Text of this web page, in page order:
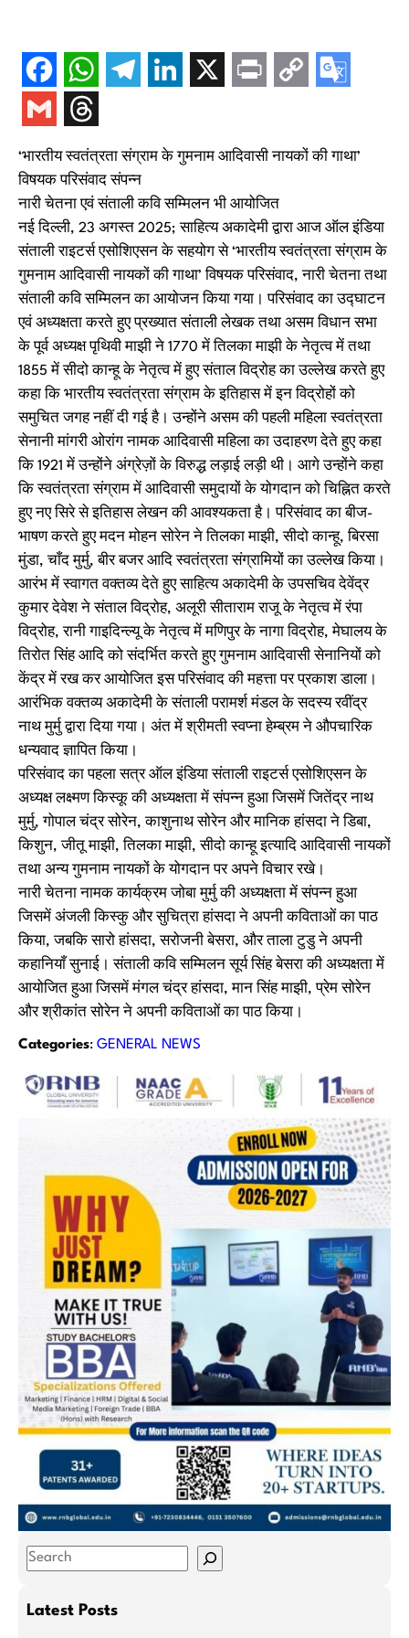
‘भारतीय स्वतंत्रता संग्राम के गुमनाम आदिवासी नायकों की गाथा’
विषयक परिसंवाद संपन्न
नारी चेतना एवं संताली कवि सम्मिलन भी आयोजित
नई दिल्ली, 23 अगस्त 2025; साहित्य अकादेमी द्वारा आज ऑल इंडिया
संताली राइटर्स एसोशिएसन के सहयोग से ‘भारतीय स्वतंत्रता संग्राम के
गुमनाम आदिवासी नायकों की गाथा’ विषयक परिसंवाद, नारी चेतना तथा
संताली कवि सम्मिलन का आयोजन किया गया। परिसंवाद का उद्घाटन
एवं अध्यक्षता करते हुए प्रख्यात संताली लेखक तथा असम विधान सभा
के पूर्व अध्यक्ष पृथिवी माझी ने 1770 में तिलका माझी के नेतृत्व में तथा
1855 में सीदो कान्हू के नेतृत्व में हुए संताल विद्रोह का उल्लेख करते हुए
कहा कि भारतीय स्वतंत्रता संग्राम के इतिहास में इन विद्रोहों को
समुचित जगह नहीं दी गई है। उन्होंने असम की पहली महिला स्वतंत्रता
सेनानी मांगरी ओरांग नामक आदिवासी महिला का उदाहरण देते हुए कहा
कि 1921 में उन्होंने अंग्रेज़ों के विरुद्ध लड़ाई लड़ी थी। आगे उन्होंने कहा
कि स्वतंत्रता संग्राम में आदिवासी समुदायों के योगदान को चिह्नित करते
हुए नए सिरे से इतिहास लेखन की आवश्यकता है। परिसंवाद का बीज-
भाषण करते हुए मदन मोहन सोरेन ने तिलका माझी, सीदो कान्हू, बिरसा
मुंडा, चाँद मुर्मु, बीर बजर आदि स्वतंत्रता संग्रामियों का उल्लेख किया।
आरंभ में स्वागत वक्तव्य देते हुए साहित्य अकादेमी के उपसचिव देवेंद्र
कुमार देवेश ने संताल विद्रोह, अलूरी सीताराम राजू के नेतृत्व में रंपा
विद्रोह, रानी गाइदिन्ल्यू के नेतृत्व में मणिपुर के नागा विद्रोह, मेघालय के
तिरोत सिंह आदि को संदर्भित करते हुए गुमनाम आदिवासी सेनानियों को
केंद्र में रख कर आयोजित इस परिसंवाद की महत्ता पर प्रकाश डाला।
आरंभिक वक्तव्य अकादेमी के संताली परामर्श मंडल के सदस्य रवींद्र
नाथ मुर्मु द्वारा दिया गया। अंत में श्रीमती स्वप्ना हेम्ब्रम ने औपचारिक
धन्यवाद ज्ञापित किया।
परिसंवाद का पहला सत्र ऑल इंडिया संताली राइटर्स एसोशिएसन के
अध्यक्ष लक्ष्मण किस्कू की अध्यक्षता में संपन्न हुआ जिसमें जितेंद्र नाथ
मुर्मु, गोपाल चंद्र सोरेन, काशुनाथ सोरेन और मानिक हांसदा ने डिबा,
किशुन, जीतू माझी, तिलका माझी, सीदो कान्हू इत्यादि आदिवासी नायकों
तथा अन्य गुमनाम नायकों के योगदान पर अपने विचार रखे।
नारी चेतना नामक कार्यक्रम जोबा मुर्मु की अध्यक्षता में संपन्न हुआ
जिसमें अंजली किस्कु और सुचित्रा हांसदा ने अपनी कविताओं का पाठ
किया, जबकि सारो हांसदा, सरोजनी बेसरा, और ताला टुडु ने अपनी
कहानियाँ सुनाई। संताली कवि सम्मिलन सूर्य सिंह बेसरा की अध्यक्षता में
आयोजित हुआ जिसमें मंगल चंद्र हांसदा, मान सिंह माझी, प्रेम सोरेन
और श्रीकांत सोरेन ने अपनी कविताओं का पाठ किया।
Categories: GENERAL NEWS
S
aLatest Posts